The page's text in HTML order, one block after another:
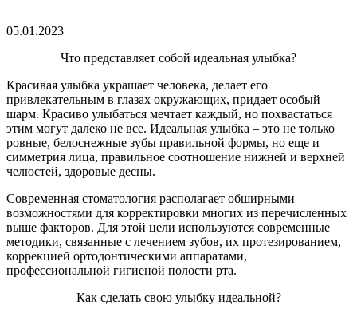
05.01.2023
Что представляет собой идеальная улыбка?
Красивая улыбка украшает человека, делает его
привлекательным в глазах окружающих, придает особый
шарм. Красиво улыбаться мечтает каждый, но похвастаться
этим могут далеко не все. Идеальная улыбка – это не только
ровные, белоснежные зубы правильной формы, но еще и
симметрия лица, правильное соотношение нижней и верхней
челюстей, здоровые десны.
Современная стоматология располагает обширными
возможностями для корректировки многих из перечисленных
выше факторов. Для этой цели используются современные
методики, связанные с лечением зубов, их протезированием,
коррекцией ортодонтическими аппаратами,
профессиональной гигиеной полости рта.
Как сделать свою улыбку идеальной?